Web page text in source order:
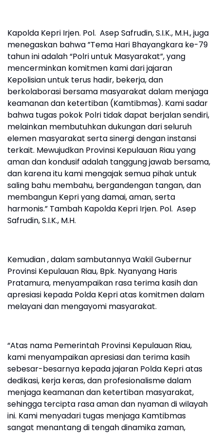
Kapolda Kepri Irjen. Pol. Asep Safrudin, S.I.K., M.H., juga
menegaskan bahwa ”Tema Hari Bhayangkara ke-79
tahun ini adalah “Polri untuk Masyarakat”, yang
mencerminkan komitmen kami dari jajaran
Kepolisian untuk terus hadir, bekerja, dan
berkolaborasi bersama masyarakat dalam menjaga
keamanan dan ketertiban (Kamtibmas). Kami sadar
bahwa tugas pokok Polri tidak dapat berjalan sendiri,
melainkan membutuhkan dukungan dari seluruh
elemen masyarakat serta sinergi dengan instansi
terkait. Mewujudkan Provinsi Kepulauan Riau yang
aman dan kondusif adalah tanggung jawab bersama,
dan karena itu kami mengajak semua pihak untuk
saling bahu membahu, bergandengan tangan, dan
membangun Kepri yang damai, aman, serta
harmonis.” Tambah Kapolda Kepri Irjen. Pol. Asep
Safrudin, S.I.K., M.H.
Kemudian , dalam sambutannya Wakil Gubernur
Provinsi Kepulauan Riau, Bpk. Nyanyang Haris
Pratamura, menyampaikan rasa terima kasih dan
apresiasi kepada Polda Kepri atas komitmen dalam
melayani dan mengayomi masyarakat.
“Atas nama Pemerintah Provinsi Kepulauan Riau,
kami menyampaikan apresiasi dan terima kasih
sebesar-besarnya kepada jajaran Polda Kepri atas
dedikasi, kerja keras, dan profesionalisme dalam
menjaga keamanan dan ketertiban masyarakat,
sehingga tercipta rasa aman dan nyaman di wilayah
ini. Kami menyadari tugas menjaga Kamtibmas
sangat menantang di tengah dinamika zaman,